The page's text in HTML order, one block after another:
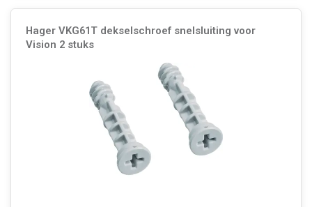
Hager VKG61T dekselschroef snelsluiting voor
Vision 2 stuks